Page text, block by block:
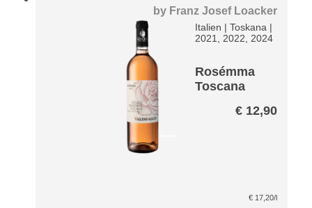
by Franz Josef Loacker
Italien |Toskana |
2021, 2022, 2024
Rosémma
Toscana
€12,90
€17,20/l